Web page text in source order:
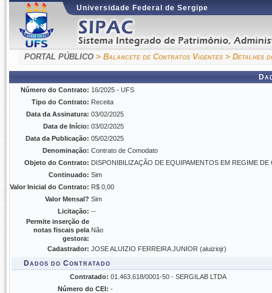
Universidade Federal de Sergipe
PORTAL PÚBLICO > Balancete de Contratos Vigentes > Detalhes
Número do Contrato: 16/2025 - UFS
Tipo do Contrato: Receita
Data da Assinatura: 03/02/2025
Data de Início: 03/02/2025
Data da Publicação: 05/02/2025
Denominação: Contrato de Comodato
Objeto do Contrato: DISPONIBILIZAÇÃO DE EQUIPAMENTOS EM REGIME
Continuado: Sim
Valor Inicial do Contrato: R$ 0,00
Valor Mensal? Sim
Licitação: --
Permite inserção de
notas fiscais pela
gestora:
Não
Cadastrador: JOSE ALUIZIO FERREIRA JUNIOR (aluiziojr)
Dados do Contratado
Contratado: 01.463.618/0001-50 - SERGILAB LTDA
Número do CEI: -